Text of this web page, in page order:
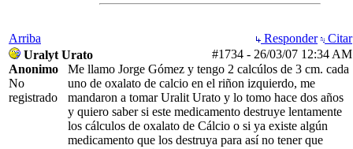
Arriba Responder
Citar
#1734 - 26/03/07 12:34 AM
Uralyt Urato
Anonimo
No
registrado
Me llamo Jorge Gómez y tengo 2 calcúlos de 3 cm. cada
uno de oxalato de calcio en el riñon izquierdo, me
mandaron a tomar Uralit Urato y lo tomo hace dos años
y quiero saber si este medicamento destruye lentamente
los cálculos de oxalato de Cálcio o si ya existe algún
medicamento que los destruya para así no tener que